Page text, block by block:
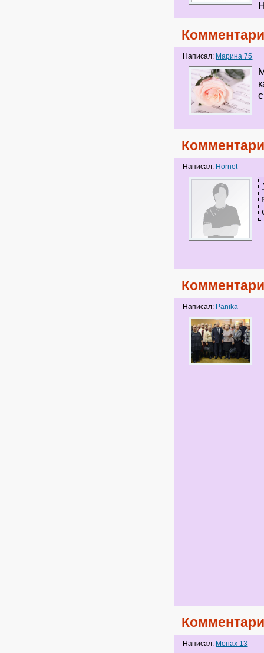
Написал: Марина 75
Написал: Hornet
Написал: Panika
Написал: Монах 13